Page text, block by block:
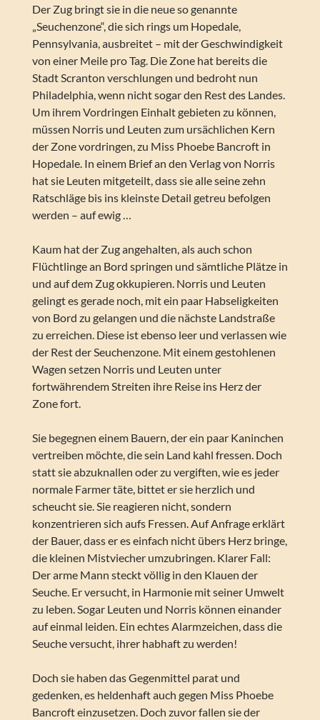
Der Zug bringt sie in die neue so genannte
„Seuchenzone“, die sich rings um Hopedale,
Pennsylvania, ausbreitet – mit der Geschwindigkeit
von einer Meile pro Tag. Die Zone hat bereits die
Stadt Scranton verschlungen und bedroht nun
Philadelphia, wenn nicht sogar den Rest des Landes.
Um ihrem Vordringen Einhalt gebieten zu können,
müssen Norris und Leuten zum ursächlichen Kern
der Zone vordringen, zu Miss Phoebe Bancroft in
Hopedale. In einem Brief an den Verlag von Norris
hat sie Leuten mitgeteilt, dass sie alle seine zehn
Ratschläge bis ins kleinste Detail getreu befolgen
werden – auf ewig …
Kaum hat der Zug angehalten, als auch schon
Flüchtlinge an Bord springen und sämtliche Plätze in
und auf dem Zug okkupieren. Norris und Leuten
gelingt es gerade noch, mit ein paar Habseligkeiten
von Bord zu gelangen und die nächste Landstraße
zu erreichen. Diese ist ebenso leer und verlassen wie
der Rest der Seuchenzone. Mit einem gestohlenen
Wagen setzen Norris und Leuten unter
fortwährendem Streiten ihre Reise ins Herz der
Zone fort.
Sie begegnen einem Bauern, der ein paar Kaninchen
vertreiben möchte, die sein Land kahl fressen. Doch
statt sie abzuknallen oder zu vergiften, wie es jeder
normale Farmer täte, bittet er sie herzlich und
scheucht sie. Sie reagieren nicht, sondern
konzentrieren sich aufs Fressen. Auf Anfrage erklärt
der Bauer, dass er es einfach nicht übers Herz bringe,
die kleinen Mistviecher umzubringen. Klarer Fall:
Der arme Mann steckt völlig in den Klauen der
Seuche. Er versucht, in Harmonie mit seiner Umwelt
zu leben. Sogar Leuten und Norris können einander
auf einmal leiden. Ein echtes Alarmzeichen, dass die
Seuche versucht, ihrer habhaft zu werden!
Doch sie haben das Gegenmittel parat und
gedenken, es heldenhaft auch gegen Miss Phoebe
Bancroft einzusetzen. Doch zuvor fallen sie der